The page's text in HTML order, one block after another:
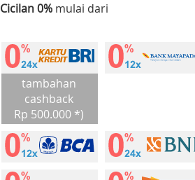
Cicilan 0% mulai dari
tambahan
cashback
Rp 500.000 *)